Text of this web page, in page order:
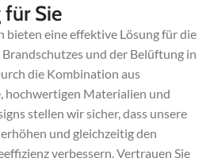
für Sie
bieten eine effektive Lösung für die
und der Belüftung in
die Kombination aus
hochwertigen Materialien und
stellen wir sicher, dass unsere
und gleichzeitig den
verbessern. Vertrauen Sie